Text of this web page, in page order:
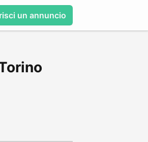
un annuncio